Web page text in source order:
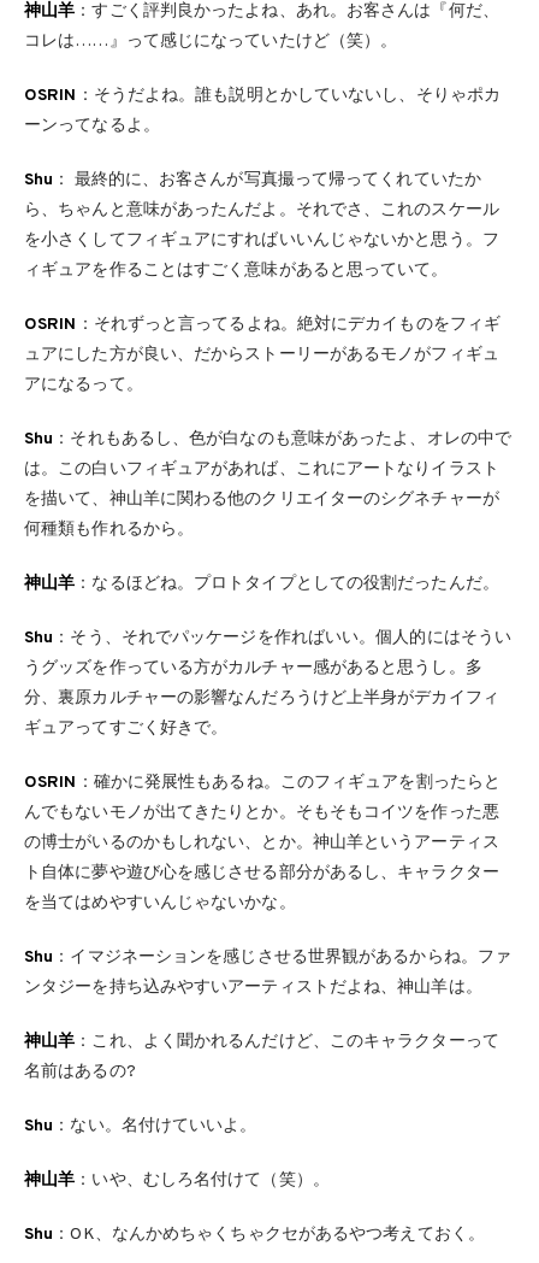
神山羊 ：すごく評判良かったよね、あれ。お客さんは『何だ、
コレは……』って感じになっていたけど（笑）。
OSRIN ：そうだよね。誰も説明とかしていないし、そりゃポカ
ーンってなるよ。
Shu ： 最終的に、お客さんが写真撮って帰ってくれていたか
ら、ちゃんと意味があったんだよ。それでさ、これのスケール
を小さくしてフィギュアにすればいいんじゃないかと思う。フ
ィギュアを作ることはすごく意味があると思っていて。
OSRIN ：それずっと言ってるよね。絶対にデカイものをフィギ
ュアにした方が良い、だからストーリーがあるモノがフィギュ
アになるって。
Shu ：それもあるし、色が白なのも意味があったよ、オレの中で
は。この白いフィギュアがあれば、これにアートなりイラスト
を描いて、神山羊に関わる他のクリエイターのシグネチャーが
何種類も作れるから。
神山羊 ：なるほどね。プロトタイプとしての役割だったんだ。
Shu ：そう、それでパッケージを作ればいい。個人的にはそうい
うグッズを作っている方がカルチャー感があると思うし。多
分、裏原カルチャーの影響なんだろうけど上半身がデカイフィ
ギュアってすごく好きで。
OSRIN ：確かに発展性もあるね。このフィギュアを割ったらと
んでもないモノが出てきたりとか。そもそもコイツを作った悪
の博士がいるのかもしれない、とか。神山羊というアーティス
ト自体に夢や遊び心を感じさせる部分があるし、キャラクター
を当てはめやすいんじゃないかな。
Shu ：イマジネーションを感じさせる世界観があるからね。ファ
ンタジーを持ち込みやすいアーティストだよね、神山羊は。
神山羊 ：これ、よく聞かれるんだけど、このキャラクターって
名前はあるの?
Shu ：ない。名付けていいよ。
神山羊 ：いや、むしろ名付けて（笑）。
Shu ：OK、なんかめちゃくちゃクセがあるやつ考えておく。